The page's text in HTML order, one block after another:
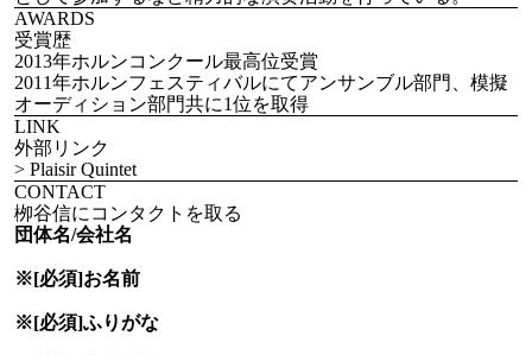
AWARDS
受賞歴
2013年ホルンコンクール最高位受賞
2011年ホルンフェスティバルにてアンサンブル部門、模擬
オーディション部門共に1位を取得
LINK
外部リンク
> Plaisir Quintet
CONTACT
栁谷信にコンタクトを取る
団体名/会社名
※[必須]お名前
※[必須]ふりがな